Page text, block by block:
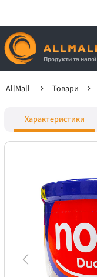
Продукти та напої
AllMall Товари
Характеристики